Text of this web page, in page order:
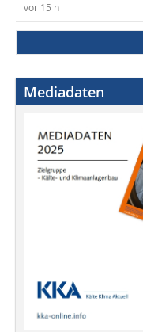
vor 15 h
Mediadaten